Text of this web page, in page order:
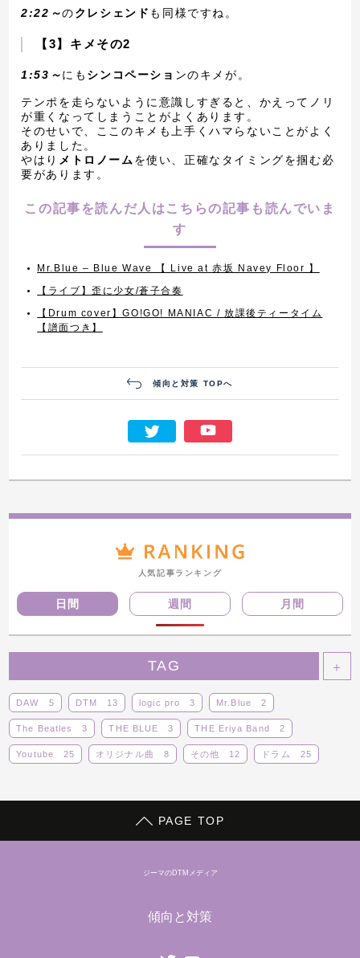
2:22～のクレシェンド も同様ですね。
【3】キメその2
1:53～にも シンコペーショ ンのキメが。
テンポを走らないように意識しすぎると、かえってノリ
が重くなってしまうことがよくあります。
そのせいで、ここのキメも上手くハマらないことがよく
ありました。
やはり メトロノームを使い、正確なタイミングを掴む必
要があります。
この記事を読んだ人はこちらの記事も読んでいま
す
Mr.Blue – Blue Wave 【 Live at 赤坂 Navey Floor 】
【ライブ】歪に少女/蒼子合奏
【Drum cover】GO!GO! MANIAC / 放課後ティータイム
【譜面つき】
傾向と対策 TOPへ
人気記事ランキング
日間 週間 月間
TAG ＋
DAW 5 DTM 13 logic pro 3 Mr.Blue 2
The Beatles 3 THE BLUE 3 THE Eriya Band 2
Youtube 25 オリジナル曲 8 その他 12 ドラム 25
PAGE TOP
ジーマのDTMメディア
傾向と対策
Twitter